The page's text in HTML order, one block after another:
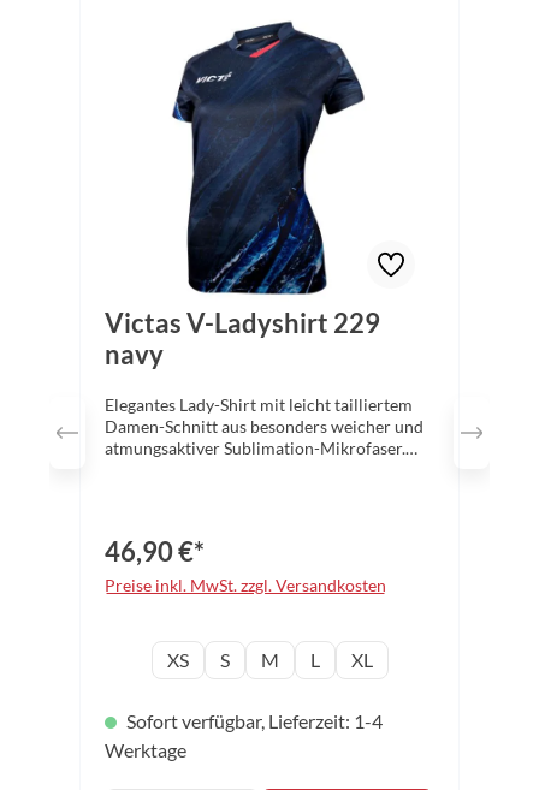
Victas V-Ladyshirt 229
navy
Elegantes Lady-Shirt mit leicht tailliertem
Damen-Schnitt aus besonders weicher und
atmungsaktiver Sublimation-Mikrofaser.
Kragen und die exzellente
Feuchtigkeitsregulierung sorgen dauerhaft
für besten Tragekomfort. Der sportlich
tischtennisspezifischen Bewegungen
ausgelegt. Farbe: navy Material: 100%
Polyester Größen: XS – XL
46,90 €*
Preise inkl. MwSt. zzgl. Versandkosten
Konfektionsgrößeauswählen
XS S M L XL
Sofort verfügbar, Lieferzeit: 1-4
Werktage